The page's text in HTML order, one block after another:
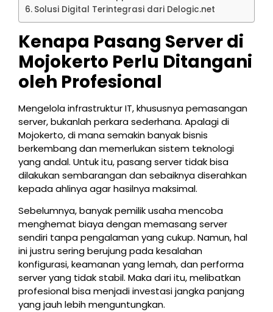
Solusi Digital Terintegrasi dari Delogic.net
Kenapa Pasang Server di
Mojokerto Perlu Ditangani
oleh Profesional
Mengelola infrastruktur IT, khususnya pemasangan
server, bukanlah perkara sederhana. Apalagi di
Mojokerto, di mana semakin banyak bisnis
berkembang dan memerlukan sistem teknologi
yang andal. Untuk itu, pasang server tidak bisa
dilakukan sembarangan dan sebaiknya diserahkan
kepada ahlinya agar hasilnya maksimal.
Sebelumnya, banyak pemilik usaha mencoba
menghemat biaya dengan memasang server
sendiri tanpa pengalaman yang cukup. Namun, hal
ini justru sering berujung pada kesalahan
konfigurasi, keamanan yang lemah, dan performa
server yang tidak stabil. Maka dari itu, melibatkan
profesional bisa menjadi investasi jangka panjang
yang jauh lebih menguntungkan.